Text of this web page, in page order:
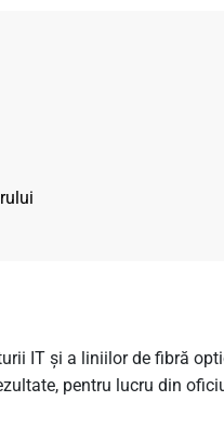
IT și a liniilor de fibră
pentru lucru din